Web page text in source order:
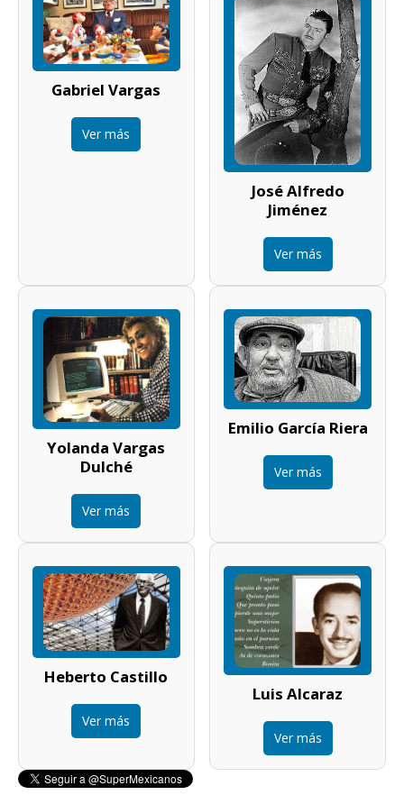
Gabriel Vargas
Ver más
José Alfredo
Jiménez
Ver más
Yolanda Vargas
Dulché
Ver más
Emilio García Riera
Ver más
Heberto Castillo
Ver más
Luis Alcaraz
Ver más